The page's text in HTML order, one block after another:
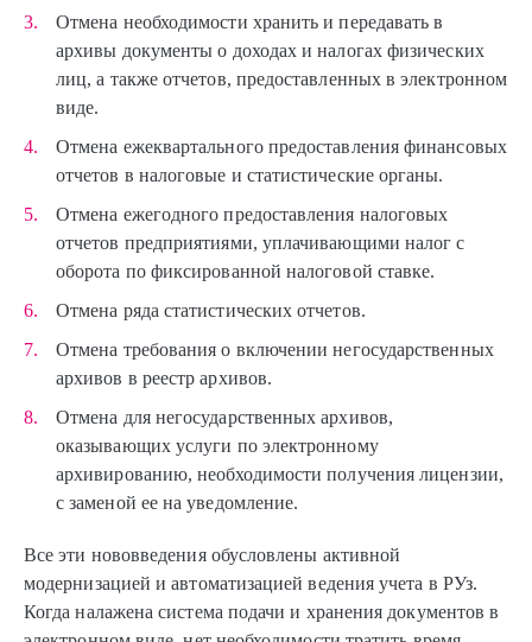
Отмена необходимости хранить и передавать в
архивы документы о доходах и налогах физических
лиц, а также отчетов, предоставленных в электронном
виде.
Отмена ежеквартального предоставления финансовых
отчетов в налоговые и статистические органы.
Отмена ежегодного предоставления налоговых
отчетов предприятиями, уплачивающими налог с
оборота по фиксированной налоговой ставке.
Отмена ряда статистических отчетов.
Отмена требования о включении негосударственных
архивов в реестр архивов.
Отмена для негосударственных архивов,
оказывающих услуги по электронному
архивированию, необходимости получения лицензии,
с заменой ее на уведомление.
Все эти нововведения обусловлены активной
модернизацией и автоматизацией ведения учета в РУз.
Когда налажена система подачи и хранения документов в